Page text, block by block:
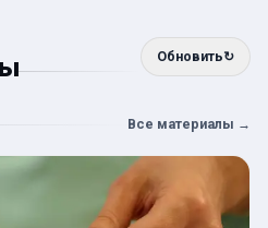
Обновить↻
Все материалы →